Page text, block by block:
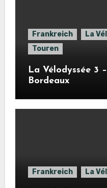
Frankreich La
Touren
La Vélodyssée 3
Bordeaux
Frankreich La